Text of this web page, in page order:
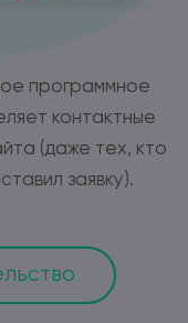
программное
контактные
(даже тех, кто
заявку).